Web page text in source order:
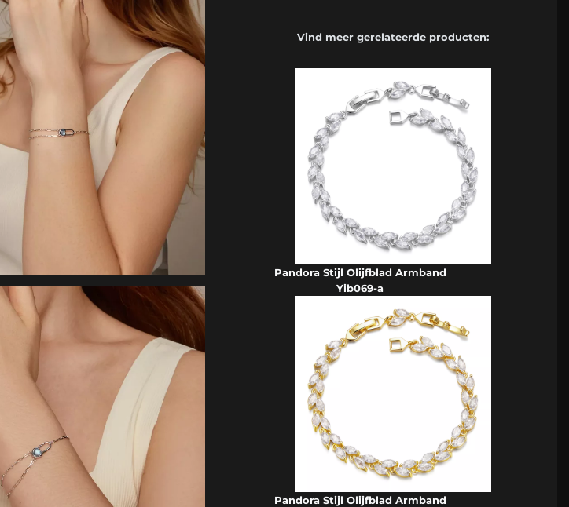
Vind meer gerelateerde producten:
Pandora Stijl Olijfblad Armband
Yib069-a
Pandora Stijl Olijfblad Armband